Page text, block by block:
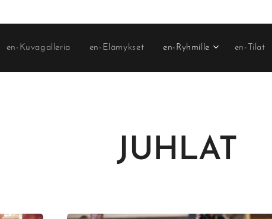
en-Kuvagalleria en-Elämykset en-Ryhmille en-Tilat
JUHLAT